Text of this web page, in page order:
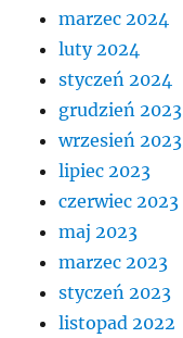
marzec 2024
luty 2024
styczeń 2024
grudzień 2023
wrzesień 2023
lipiec 2023
czerwiec 2023
maj 2023
marzec 2023
styczeń 2023
listopad 2022